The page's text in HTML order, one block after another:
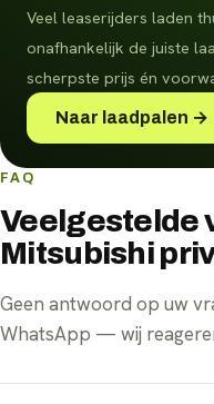
Veel leaserijders laden
onafhankelijk de juiste
scherpste prijs én
Naar laadpalen →
FAQ
Veelgestelde
Mitsubishi
Geen antwoord op uw
WhatsApp — wij